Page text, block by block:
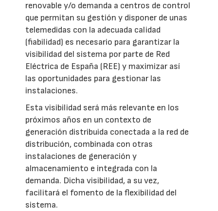
renovable y/o demanda a centros de control
que permitan su gestión y disponer de unas
telemedidas con la adecuada calidad
(fiabilidad) es necesario para garantizar la
visibilidad del sistema por parte de Red
Eléctrica de España (REE) y maximizar así
las oportunidades para gestionar las
instalaciones.
Esta visibilidad será más relevante en los
próximos años en un contexto de
generación distribuida conectada a la red de
distribución, combinada con otras
instalaciones de generación y
almacenamiento e integrada con la
demanda. Dicha visibilidad, a su vez,
facilitará el fomento de la flexibilidad del
sistema.